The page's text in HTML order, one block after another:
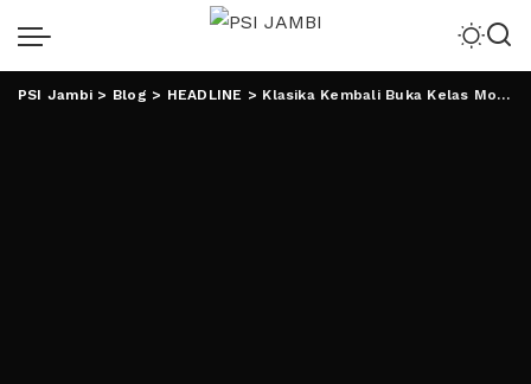
PSI Jambi > Blog > HEADLINE > Klasika Kembali Buka Kelas Mondok Angkatan Ke XIII